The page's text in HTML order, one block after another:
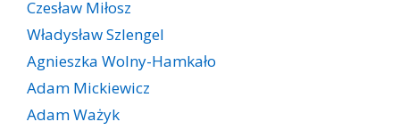
Czesław Miłosz
Władysław Szlengel
Agnieszka Wolny-Hamkało
Adam Mickiewicz
Adam Ważyk